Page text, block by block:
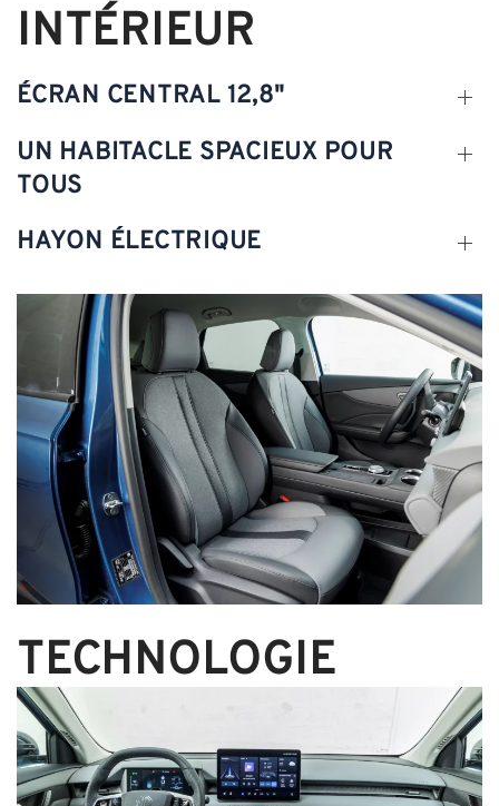
INTÉRIEUR
ÉCRAN CENTRAL 12,8"
UN HABITACLE SPACIEUX POUR
TOUS
HAYON ÉLECTRIQUE
TECHNOLOGIE